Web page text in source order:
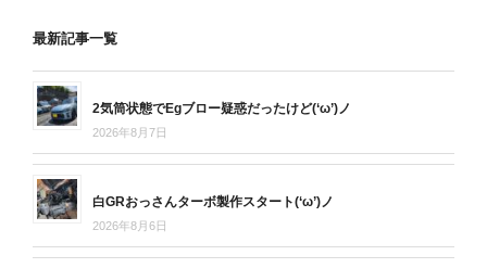
最新記事一覧
2気筒状態でEgブロー疑惑だったけど(‘ω’)ノ
2026年8月7日
白GRおっさんターボ製作スタート(‘ω’)ノ
2026年8月6日